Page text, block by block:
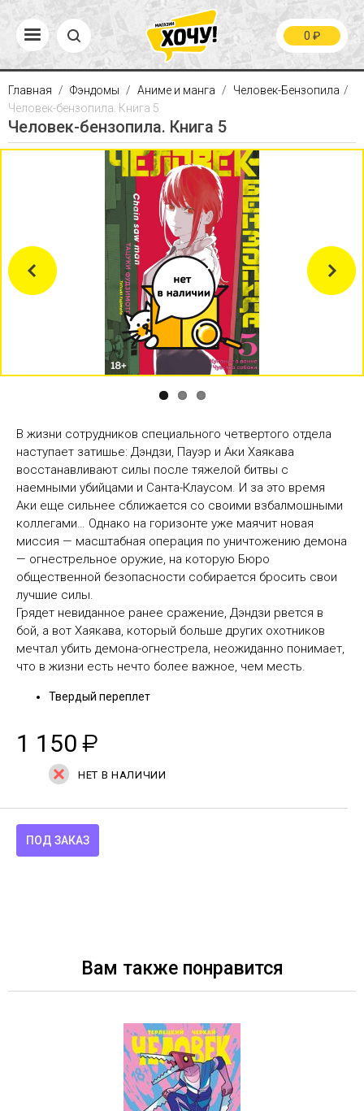
0 ₽
Главная Фэндомы Аниме и манга
Человек-Бензопила
Человек-бензопила. Книга 5
Человек-бензопила. Книга 5
В жизни сотрудников специального четвертого отдела
наступает затишье: Дэндзи, Пауэр и Аки Хаякава
восстанавливают силы после тяжелой битвы с
наемными убийцами и Санта-Клаусом. И за это время
Аки еще сильнее сближается со своими взбалмошными
коллегами… Однако на горизонте уже маячит новая
миссия — масштабная операция по уничтожению демона
— огнестрельное оружие, на которую Бюро
общественной безопасности собирается бросить свои
лучшие силы.
Грядет невиданное ранее сражение, Дэндзи рвется в
бой, а вот Хаякава, который больше других охотников
мечтал убить демона-огнестрела, неожиданно понимает,
что в жизни есть нечто более важное, чем месть.
Твердый переплет
1 150 ₽
НЕТ В НАЛИЧИИ
ПОД ЗАКАЗ
Вам также понравится